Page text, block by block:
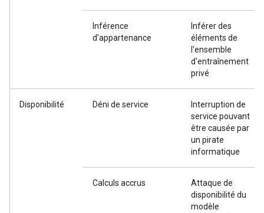
Inférence
d'appartenance
Inférer des
éléments de
l'ensemble
d'entraînement
privé
Disponibilité Déni de service
Interruption de
service pouvant
être causée par
un pirate
informatique
Calculs accrus
Attaque de
disponibilité du
modèle